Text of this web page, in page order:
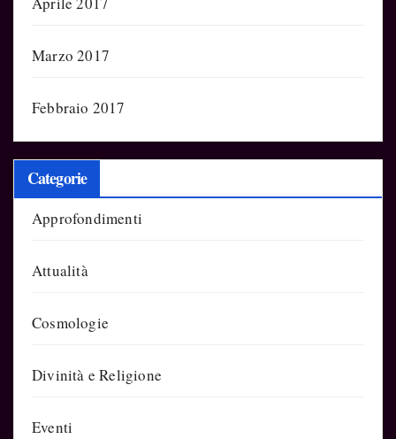
Marzo 2017
Febbraio 2017
Categorie
Approfondimenti
Attualità
Cosmologie
Divinità e Religione
Eventi